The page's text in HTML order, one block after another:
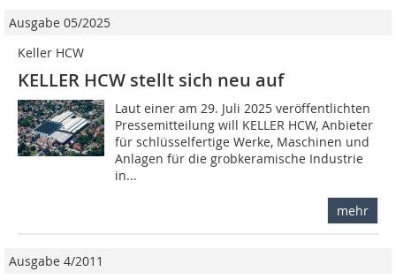
Ausgabe 05/2025
Keller HCW
KELLER HCW stellt sich neu auf
Laut einer am 29. Juli 2025 veröffentlichten
Pressemitteilung will KELLER HCW, Anbieter
für schlüsselfertige Werke, Maschinen und
Anlagen für die grobkeramische Industrie
in...
mehr
Ausgabe 4/2011